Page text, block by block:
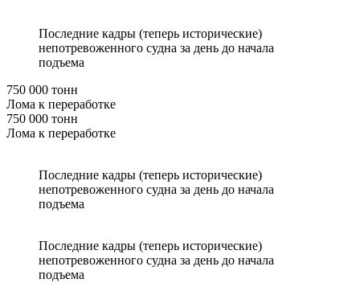
Последние кадры (теперь исторические)
непотревоженного судна за день до начала
подъема
750 000 тонн
Лома к переработке
750 000 тонн
Лома к переработке
Последние кадры (теперь исторические)
непотревоженного судна за день до начала
подъема
Последние кадры (теперь исторические)
непотревоженного судна за день до начала
подъема